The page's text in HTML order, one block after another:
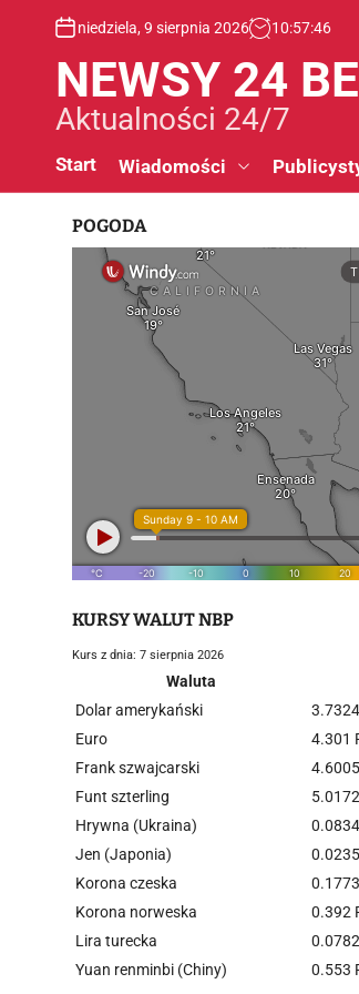
niedziela, 9 sierpnia 2026 10:57:47
NEWSY 24
Aktualności 24/7
Start Wiadomości
POGODA
KURSY WALUT NBP
Kurs z dnia: 7 sierpnia 2026
Waluta
Dolar amerykański
Euro
4.301
Frank szwajcarski
Funt szterling
Hrywna (Ukraina)
Jen (Japonia)
Korona czeska
Korona norweska
0.392
Lira turecka
Yuan renminbi (Chiny)
0.553